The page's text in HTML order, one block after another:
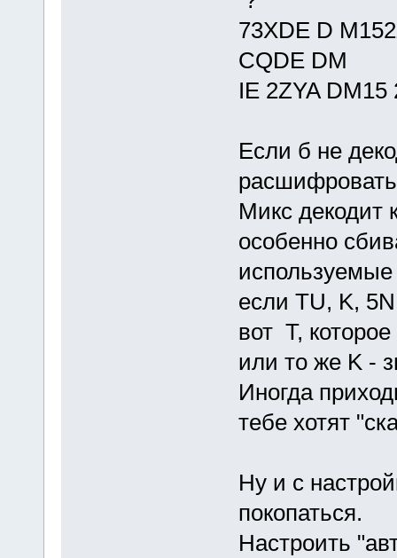
73XDE D
CQDE DM
IE 2ZYA DM15
Если б не
Микс декодит
особенно
если TU, K,
вот T,
или то же K -
Иногда
тебе хотят
Ну и с
покопаться.
Настроить